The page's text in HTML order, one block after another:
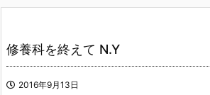
修養科を終えて N.Y
2016年9月13日